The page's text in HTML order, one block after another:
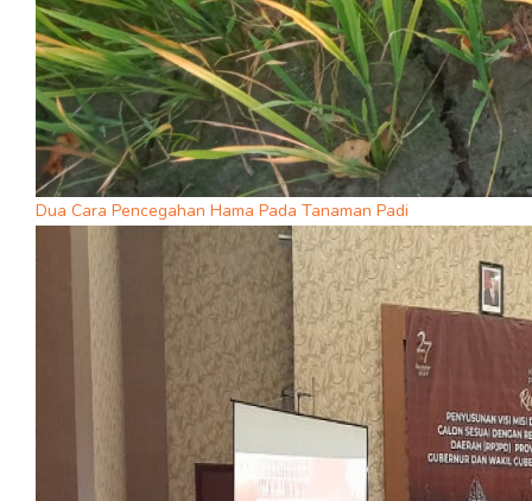
Dua Cara Pencegahan Hama Pada Tanaman Padi